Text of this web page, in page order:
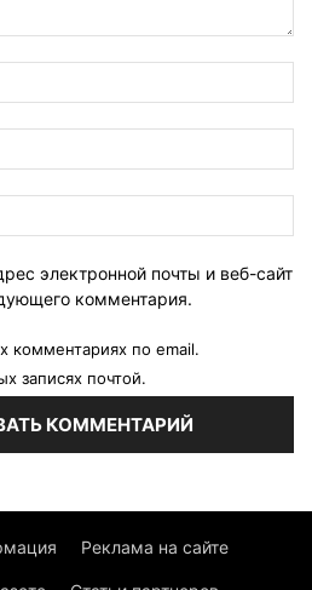
электронной почты и веб-сайт
комментария.
комментариях по email.
записях почтой.
Реклама на сайте